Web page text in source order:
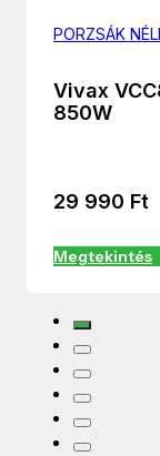
PORZSÁK
Vivax
850W
29 990 Ft
Megtekintés